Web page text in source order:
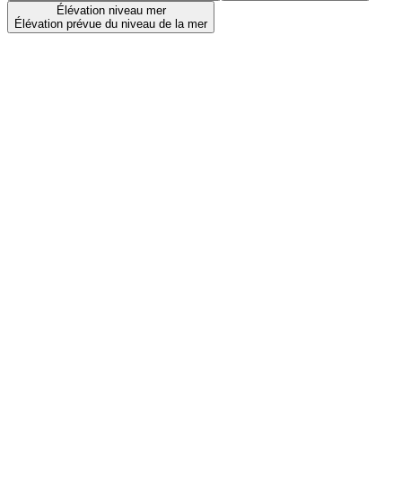
Élévation niveau mer
Élévation prévue du niveau de la mer